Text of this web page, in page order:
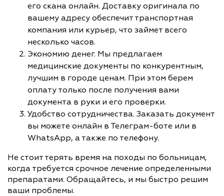
его скана онлайн. Доставку оригинала по
вашему адресу обеспечит транспортная
компания или курьер, что займет всего
несколько часов.
Экономию денег. Мы предлагаем
медицинские документы по конкурентным,
лучшим в городе ценам. При этом берем
оплату только после получения вами
документа в руки и его проверки.
Удобство сотрудничества. Заказать документ
вы можете онлайн в Телеграм-боте или в
WhatsApp, а также по телефону.
Не стоит терять время на походы по больницам,
когда требуется срочное лечение определенными
препаратами. Обращайтесь, и мы быстро решим
ваши проблемы.